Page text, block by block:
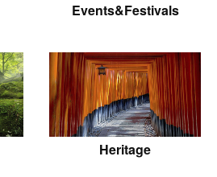
Events&Festivals
Heritage